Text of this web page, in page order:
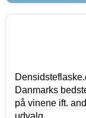
Danmarks
på vinene ift.
udvalg.